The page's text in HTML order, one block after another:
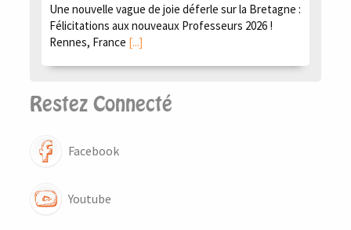
Une nouvelle vague de joie déferle sur la Bretagne :
Félicitations aux nouveaux Professeurs 2026 !
Rennes, France [...]
Restez Connecté
Facebook
Youtube